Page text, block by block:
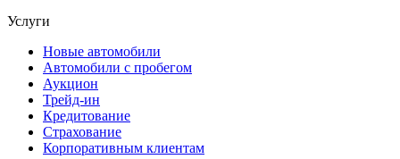
Услуги
Новые автомобили
Автомобили с пробегом
Аукцион
Трейд-ин
Кредитование
Страхование
Корпоративным клиентам